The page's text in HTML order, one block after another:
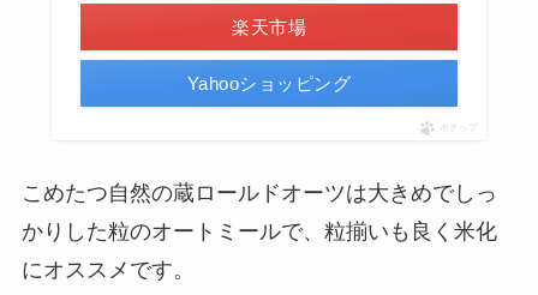
楽天市場
Yahooショッピング
ポチップ
こめたつ自然の蔵ロールドオーツは大きめでしっ
かりした粒のオートミールで、粒揃いも良く米化
にオススメです。